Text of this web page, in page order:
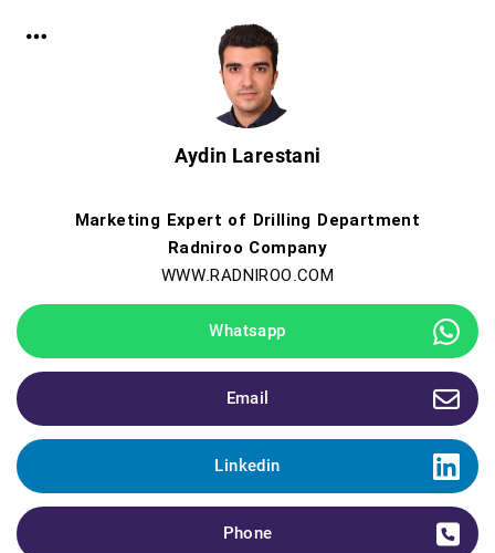
Aydin Larestani
Marketing Expert of Drilling Department
Radniroo Company
WWW.RADNIROO.COM
Whatsapp
Email
Linkedin
Phone